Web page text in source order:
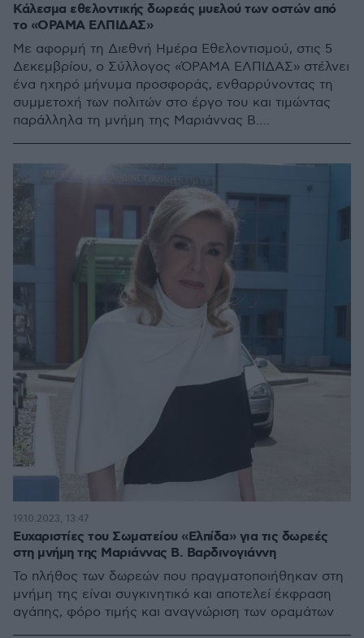
Κάλεσμα εθελοντικής δωρεάς μυελού των οστών από
το «ΟΡΑΜΑ ΕΛΠΙΔΑΣ»
Με αφορμή τη Διεθνή Ημέρα Εθελοντισμού, στις 5
Δεκεμβρίου, ο Σύλλογος «ΌΡΑΜΑ ΕΛΠΙΔΑΣ» στέλνει
ένα ηχηρό μήνυμα προσφοράς, ενθαρρύνοντας τη
συμμετοχή των πολιτών στο έργο του και τιμώντας
παράλληλα τη μνήμη της Μαριάννας Β.
Ευχαριστίες του Σωματείου «Ελπίδα» για τις δωρεές
στη μνήμη της Μαριάννας Β. Βαρδινογιάννη
Το πλήθος των δωρεών που πραγματοποιήθηκαν στη
μνήμη της είναι συγκινητικό και αποτελεί έκφραση
αγάπης, φόρο τιμής και αναγνώριση των οραμάτων
19.10.2023, 13:47